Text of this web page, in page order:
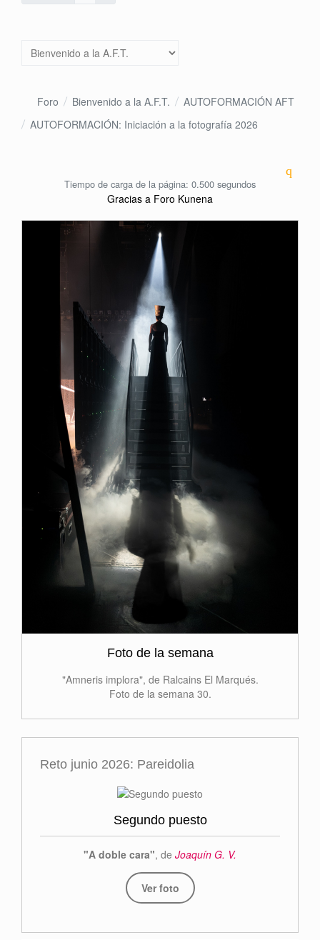
Foro Bienvenido a la A.F.T.
AUTOFORMACIÓN AFT
AUTOFORMACIÓN: Iniciación a la fotografía 2026
Tiempo de carga de la página: 0.500 segundos
Gracias a Foro Kunena
Foto de la semana
"Amneris implora", de Ralcains El Marqués.
Foto de la semana 30.
Reto junio 2026: Pareidolia
Segundo puesto
"A doble cara", de Joaquín G. V.
Ver foto